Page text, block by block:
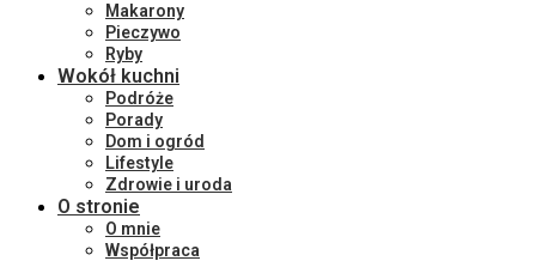
Makarony
Pieczywo
Ryby
Wokół kuchni
Podróże
Porady
Dom i ogród
Lifestyle
Zdrowie i uroda
O stronie
O mnie
Współpraca